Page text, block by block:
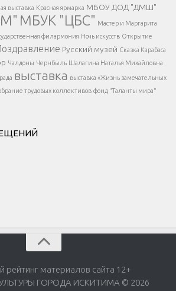
>
</div > </div >
выставка Красная ярмарка МБОУ ДОД "ДМШ"
МБУК "ЦБС" Мастер и Маргарита
филармония Ночь искусств Открытие
Русский музей Сказка Карабаса
Чалдоны Чернбыль Шалагина Наталья Михайловна
выставка выставка «Жизнь замечательных
трудовых коллективов фонд "Таланты мира"
рейтинг материалов сайта 12+
ГОРОДА ИСКИТИМА © 2026